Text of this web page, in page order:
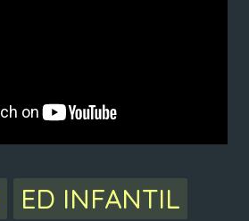
ED INFANTIL